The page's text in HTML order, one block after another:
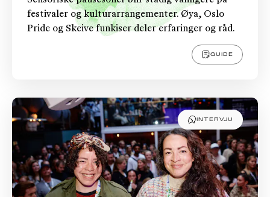
festivaler og kulturarrangementer. Øya, Oslo
Pride og Skeive funkiser deler erfaringer og råd.
GUIDE
INTERVJU